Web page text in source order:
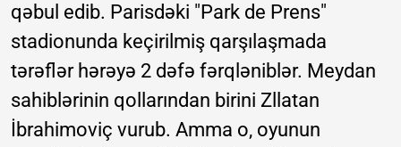
qəbul edib. Parisdəki "Park de Prens"
stadionunda keçirilmiş qarşılaşmada
tərəflər hərəyə 2 dəfə fərqləniblər. Meydan
sahiblərinin qollarından birini Zllatan
İbrahimoviç vurub. Amma o, oyunun